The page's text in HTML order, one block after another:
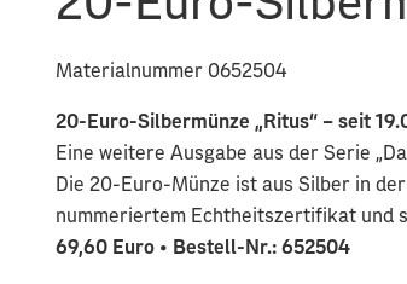
Materialnummer 0652504
20-Euro-Silbermünze „Ritus“ – seit
Eine weitere Ausgabe aus der Serie
Die 20-Euro-Münze ist aus Silber in
nummeriertem Echtheitszertifikat und
69,60 Euro • Bestell-Nr.: 652504